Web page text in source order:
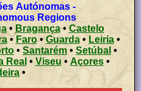
-
Regions
• Bragança• Castelo
• Faro•Guarda• Leiria•
• Santarém • Setúbal •
Real • Viseu • Açores •
•